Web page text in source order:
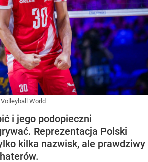
Volleyball World
i jego podopieczni
Reprezentacja Polski
kilka nazwisk, ale prawdziwy